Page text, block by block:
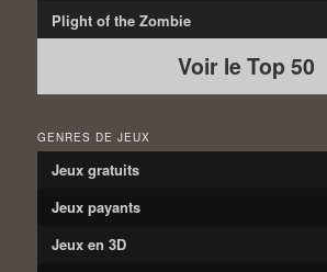
Plight of the Zombie
Voir le Top 50
GENRES DE JEUX
Jeux gratuits
Jeux payants
Jeux en 3D